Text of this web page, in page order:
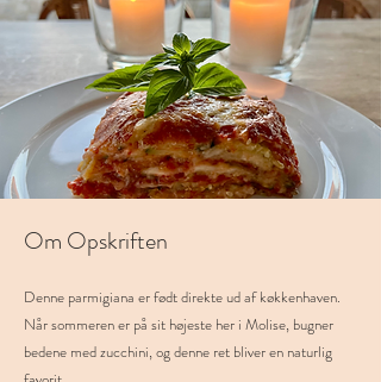
Om Opskriften
Denne parmigiana er født direkte ud af køkkenhaven.
Når sommeren er på sit højeste her i Molise, bugner
bedene med zucchini, og denne ret bliver en naturlig